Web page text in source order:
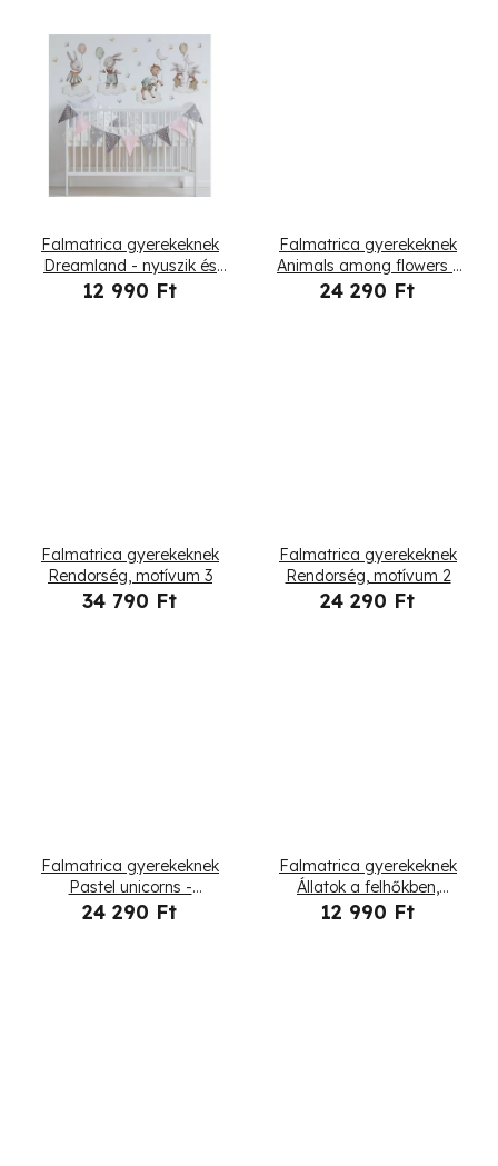
Falmatrica gyerekeknek
Dreamland - nyuszik és
róka
12 990 Ft
Falmatrica gyerekeknek
Animals among flowers -
zebra
24 290 Ft
Falmatrica gyerekeknek
Rendorség, motívum 3
34 790 Ft
Falmatrica gyerekeknek
Rendorség, motívum 2
24 290 Ft
Falmatrica gyerekeknek
Pastel unicorns -
egyszarvú, virágok és
24 290 Ft
Falmatrica gyerekeknek
Állatok a felhőkben,
motívum 3
12 990 Ft